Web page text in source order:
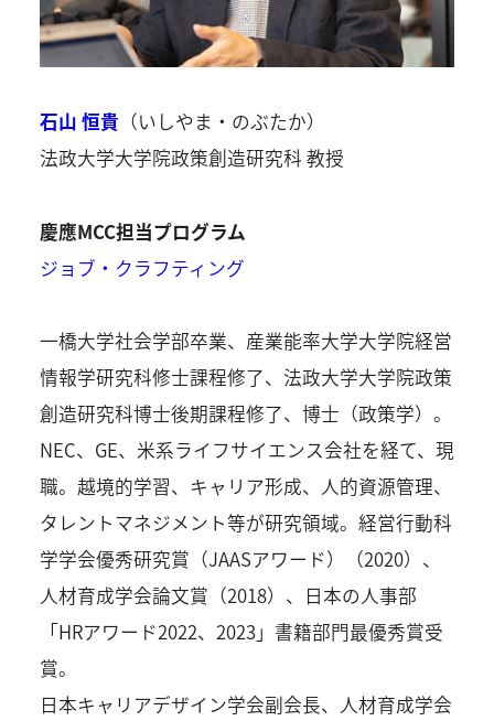
石山 恒貴 （いしやま・のぶたか）
法政大学大学院政策創造研究科 教授
慶應MCC担当プログラム
ジョブ・クラフティング
一橋大学社会学部卒業、産業能率大学大学院経営
情報学研究科修士課程修了、法政大学大学院政策
創造研究科博士後期課程修了、博士（政策学）。
NEC、GE、米系ライフサイエンス会社を経て、現
職。越境的学習、キャリア形成、人的資源管理、
タレントマネジメント等が研究領域。経営行動科
学学会優秀研究賞（JAASアワード）（2020）、
人材育成学会論文賞（2018）、日本の人事部
「HRアワード2022、2023」書籍部門最優秀賞受
賞。
日本キャリアデザイン学会副会長、人材育成学会